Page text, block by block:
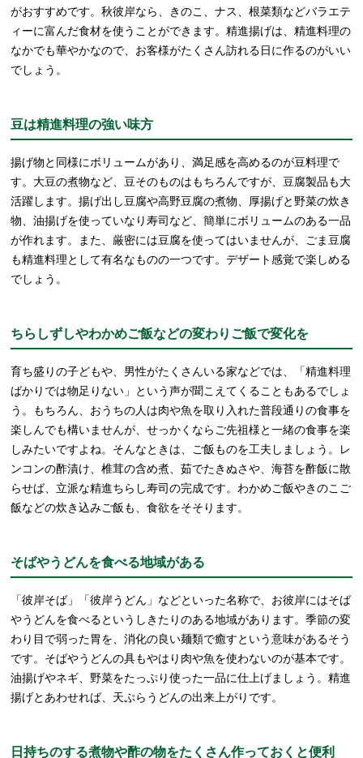
がおすすめです。秋彼岸なら、きのこ、ナス、根菜類などバラエテ
ィーに富んだ食材を使うことができます。精進揚げは、精進料理の
なかでも華やかなので、お客様がたくさん訪れる日に作るのがいい
でしょう。
豆は精進料理の強い味方
揚げ物と同様にボリュームがあり、満足感を高めるのが豆料理で
す。大豆の煮物など、豆そのものはもちろんですが、豆腐製品も大
活躍します。揚げ出し豆腐や高野豆腐の煮物、厚揚げと野菜の炊き
物、油揚げを使っていなり寿司など、簡単にボリュームのある一品
が作れます。また、厳密には豆腐を使ってはいませんが、ごま豆腐
も精進料理として有名なものの一つです。デザート感覚で楽しめる
でしょう。
ちらしずしやわかめご飯などの変わりご飯で変化を
育ち盛りの子どもや、男性がたくさんいる家などでは、「精進料理
ばかりでは物足りない」という声が聞こえてくることもあるでしょ
う。もちろん、おうちの人は肉や魚を取り入れた普段通りの食事を
楽しんでも構いませんが、せっかくならご先祖様と一緒の食事を楽
しみたいですよね。そんなときは、ご飯ものを工夫しましょう。レ
ンコンの酢漬け、椎茸の含め煮、茹でたきぬさや、海苔を酢飯に散
らせば、立派な精進ちらし寿司の完成です。わかめご飯やきのこご
飯などの炊き込みご飯も、食欲をそそります。
そばやうどんを食べる地域がある
「彼岸そば」「彼岸うどん」などといった名称で、お彼岸にはそば
やうどんを食べるというしきたりのある地域があります。季節の変
わり目で弱った胃を、消化の良い麺類で癒すという意味があるそう
です。そばやうどんの具もやはり肉や魚を使わないのが基本です。
油揚げやネギ、野菜をたっぷり使った一品に仕上げましょう。精進
揚げとあわせれば、天ぷらうどんの出来上がりです。
日持ちのする煮物や酢の物をたくさん作っておくと便利